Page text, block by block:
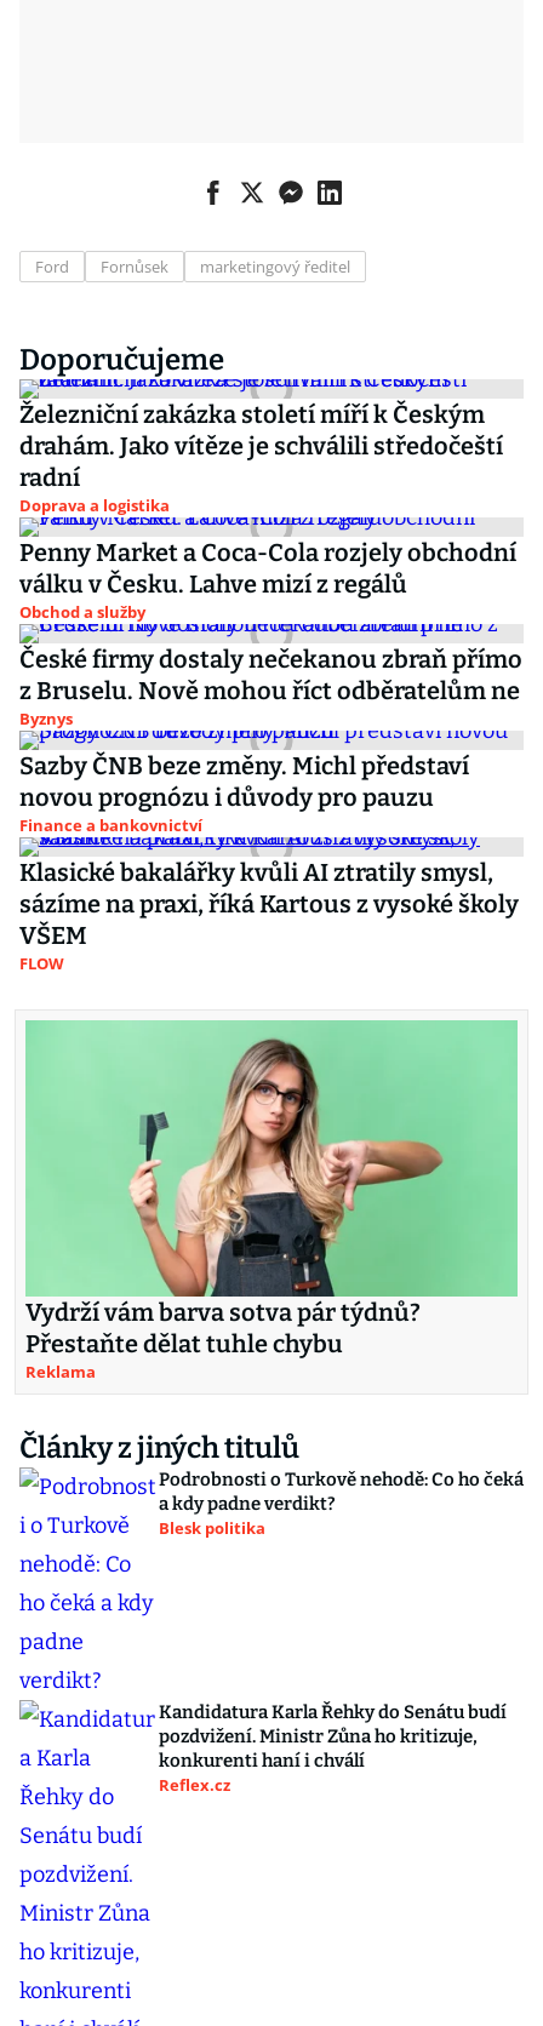
Ford Fornůsek marketingový ředitel
Doporučujeme
Železniční zakázka století míří k Českým
drahám. Jako vítěze je schválili středočeští
radní
Doprava a logistika
Penny Market a Coca-Cola rozjely obchodní
válku v Česku. Lahve mizí z regálů
Obchod a služby
České firmy dostaly nečekanou zbraň přímo
z Bruselu. Nově mohou říct odběratelům ne
Byznys
Sazby ČNB beze změny. Michl představí
novou prognózu i důvody pro pauzu
Finance a bankovnictví
Klasické bakalářky kvůli AI ztratily smysl,
sázíme na praxi, říká Kartous z vysoké školy
VŠEM
FLOW
Vydrží vám barva sotva pár týdnů?
Přestaňte dělat tuhle chybu
Reklama
Články z jiných titulů
Podrobnosti o Turkově nehodě: Co ho čeká
a kdy padne verdikt?
Blesk politika
Kandidatura Karla Řehky do Senátu budí
pozdvižení. Ministr Zůna ho kritizuje,
konkurenti haní i chválí
Reflex.cz